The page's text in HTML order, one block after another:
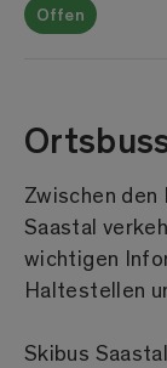
Offen
Zwischen den
Saastal
wichtigen
Haltestellen
Skibus Saastal